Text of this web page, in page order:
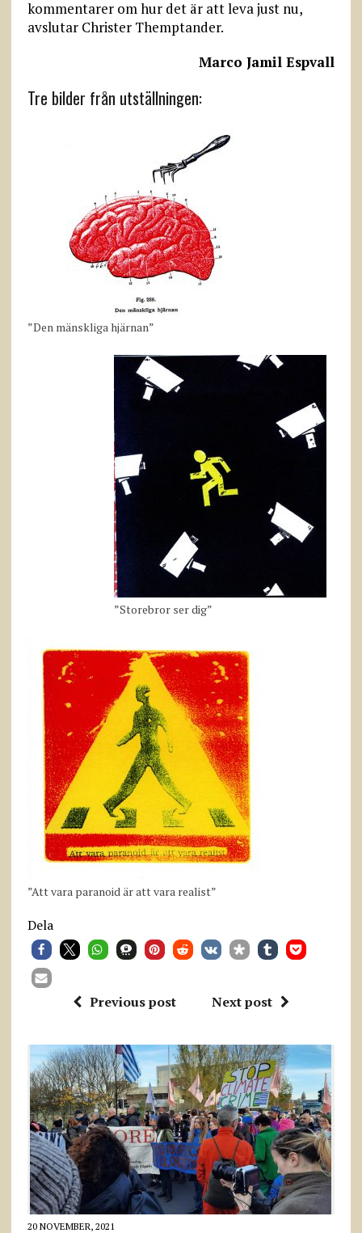
kommentarer om hur det är att leva just nu,
avslutar Christer Themptander.
Marco Jamil Espvall
Tre bilder från utställningen:
”Den mänskliga hjärnan”
”Storebror ser dig”
”Att vara paranoid är att vara realist”
Dela
Previous post Next post
20 NOVEMBER, 2021